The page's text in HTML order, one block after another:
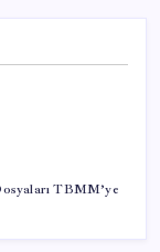
TBMM’ye